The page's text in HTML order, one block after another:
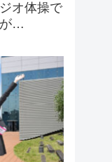
オ体操で
が…